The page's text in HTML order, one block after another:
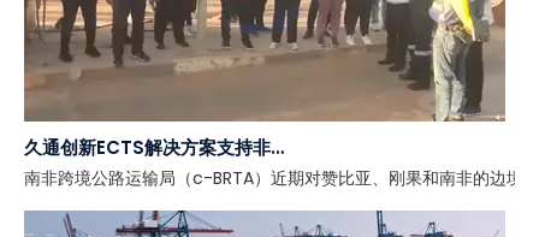
南非跨境公路运输局（c-BRTA）近期对赞比亚、刚果和南非的边境